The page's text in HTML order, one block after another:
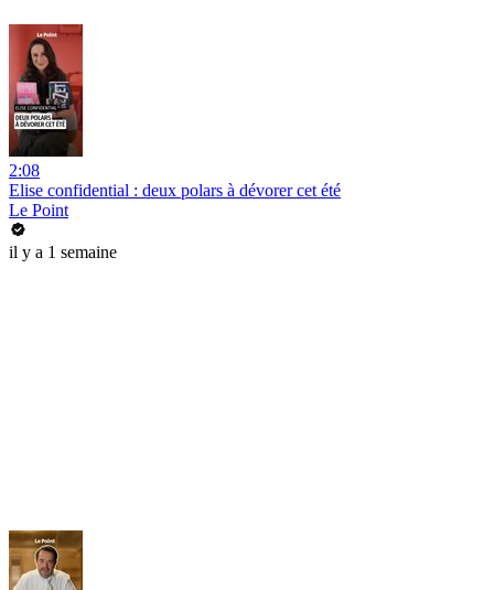
2:08
Elise confidential : deux polars à dévorer cet été
Le Point
il y a 1 semaine